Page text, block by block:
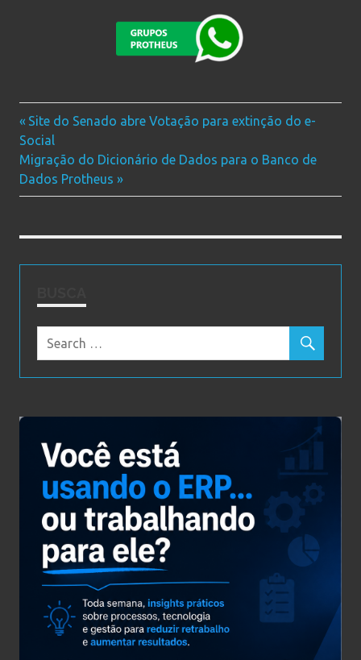
consultoria
consultoria-
protheus
Navegação
de
Post
Previous
Post:
Site do Senado abre Votação para extinção do e-
Social
Next
Post:
Migração do Dicionário de Dados para o Banco de
Dados Protheus